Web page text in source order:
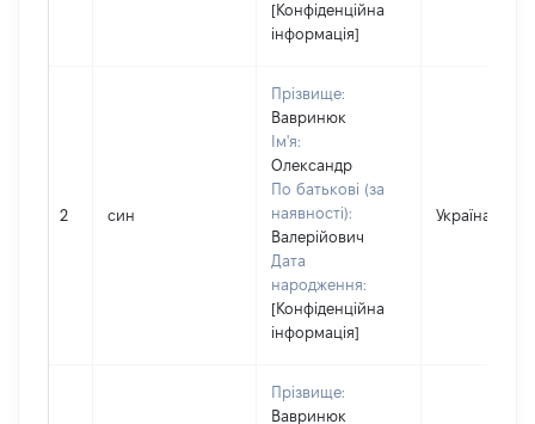
[Конфіденційна
інформація]
2 син
Прізвище:
Вавринюк
Ім'я:
Олександр
По батькові (за
наявності):
Валерійович
Дата
народження:
[Конфіденційна
інформація]
Україна
Прізвище:
Вавринюк